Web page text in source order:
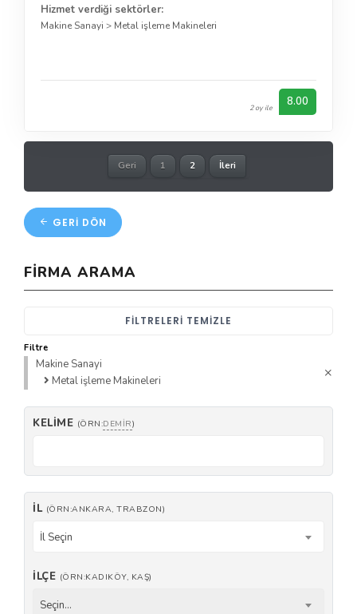
Hizmet verdiği sektörler:
Makine Sanayi > Metal işleme Makineleri
2 oy ile 8.00
Geri 1 2 İleri
GERI DÖN
FIRMA ARAMA
FILTRELERI TEMIZLE
Filtre
Makine Sanayi
Metal işleme Makineleri
KELIME (ÖRN:DEMIR)
İL (ÖRN:ANKARA, TRABZON)
İl Seçin
İLÇE (ÖRN:KADIKÖY, KAŞ)
Seçin...